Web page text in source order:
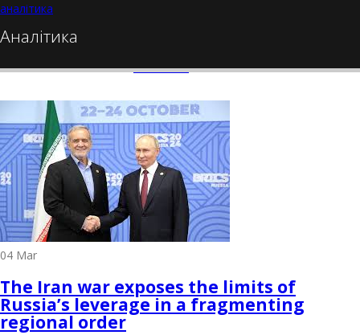
КОНТАКТИ
аналітика
Аналітика
04 Mar
The Iran war exposes the limits of
Russia’s leverage in a fragmenting
regional order